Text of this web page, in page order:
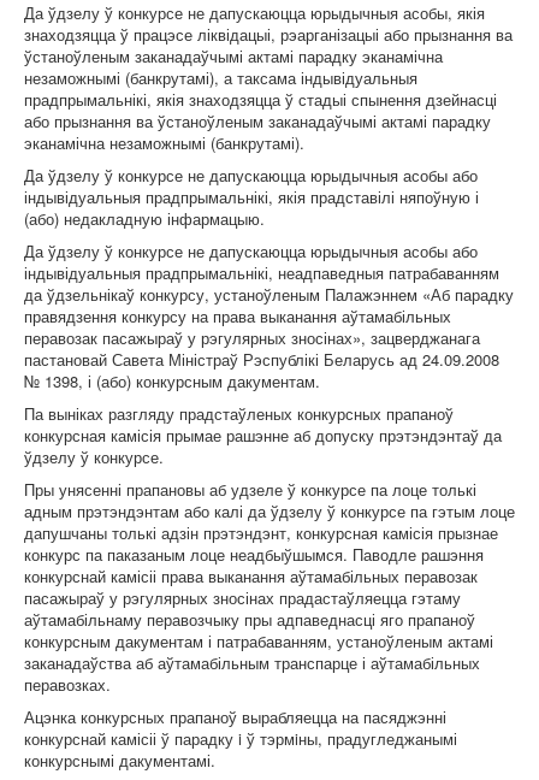
Да ўдзелу ў конкурсе не дапускаюцца юрыдычныя асобы, якія
знаходзяцца ў працэсе ліквідацыі, рэарганізацыі або прызнання ва
ўстаноўленым заканадаўчымі актамі парадку эканамічна
незаможнымі (банкрутамі), а таксама індывідуальныя
прадпрымальнікі, якія знаходзяцца ў стадыі спынення дзейнасці
або прызнання ва ўстаноўленым заканадаўчымі актамі парадку
эканамічна незаможнымі (банкрутамі).
Да ўдзелу ў конкурсе не дапускаюцца юрыдычныя асобы або
індывідуальныя прадпрымальнікі, якія прадставілі няпоўную і
(або) недакладную інфармацыю.
Да ўдзелу ў конкурсе не дапускаюцца юрыдычныя асобы або
індывідуальныя прадпрымальнікі, неадпаведныя патрабаванням
да ўдзельнікаў конкурсу, устаноўленым Палажэннем «Аб парадку
правядзення конкурсу на права выканання аўтамабільных
перавозак пасажыраў у рэгулярных зносінах», зацверджанага
пастановай Савета Міністраў Рэспублікі Беларусь ад 24.09.2008
№ 1398, і (або) конкурсным дакументам.
Па выніках разгляду прадстаўленых конкурсных прапаноў
конкурсная камісія прымае рашэнне аб допуску прэтэндэнтаў да
ўдзелу ў конкурсе.
Пры унясенні прапановы аб удзеле ў конкурсе па лоце толькі
адным прэтэндэнтам або калі да ўдзелу ў конкурсе па гэтым лоце
дапушчаны толькі адзін прэтэндэнт, конкурсная камісія прызнае
конкурс па паказаным лоце неадбыўшымся. Паводле рашэння
конкурснай камісіі права выканання аўтамабільных перавозак
пасажыраў у рэгулярных зносінах прадастаўляецца гэтаму
аўтамабільнаму перавозчыку пры адпаведнасці яго прапаноў
конкурсным дакументам і патрабаванням, устаноўленым актамі
заканадаўства аб аўтамабільным транспарце і аўтамабільных
перавозках.
Ацэнка конкурсных прапаноў вырабляецца на пасяджэнні
конкурснай камісіі ў парадку i ў тэрмiны, прадугледжанымі
конкурснымі дакументамі.